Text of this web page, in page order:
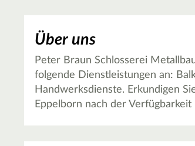
Über uns
Peter Braun Schlosserei
folgende Dienstleistungen an:
Handwerksdienste. Erkundigen
Eppelborn nach der